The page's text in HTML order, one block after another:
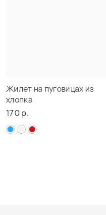
Жилет на пуговицах из
хлопка
170 р.